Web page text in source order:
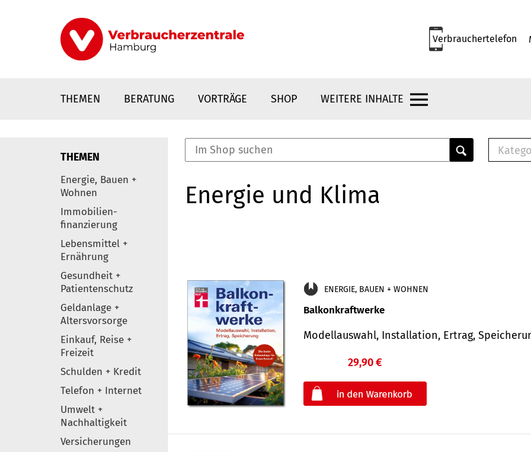
Verbrauchertelefon
THEMEN BERATUNG VORTRÄGE SHOP WEITERE INHALTE
Elemente
THEMEN
Energie, Bauen +
Wohnen
Immobilien-
finanzierung
Lebensmittel +
Ernährung
Gesundheit +
Patientenschutz
Geldanlage +
Altersvorsorge
Einkauf, Reise +
Freizeit
Schulden + Kredit
Telefon + Internet
Umwelt +
Nachhaltigkeit
Versicherungen
Energie und Klima
ENERGIE, BAUEN + WOHNEN
Balkonkraftwerke
Modellauswahl, Installation, Ertrag,
29,90 €